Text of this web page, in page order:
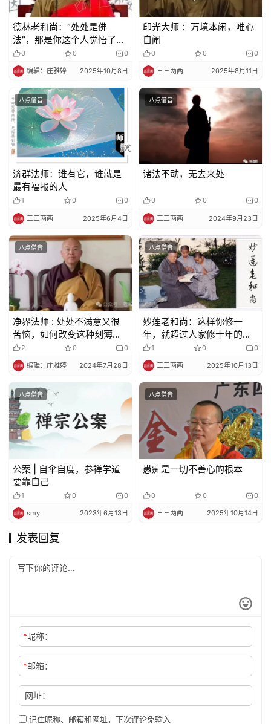
德林老和尚：“处处是佛
法”，那是你这个人觉悟了，
所以处处是佛法
0 0 0
编辑：庄雅婷 2025年10月8日
印光大师 ：万境本闲，唯心
自闹
0 0 0
三三两两 2025年8月11日
八点僧音
济群法师：谁有它，谁就是
最有福报的人
1 0 0
三三两两 2025年6月4日
八点僧音
诸法不动，无去来处
0 0 0
三三两两 2024年9月23日
八点僧音
净界法师 : 处处不满意又很
苦恼，如何改变这种刻薄的
分别心！
2 0 0
编辑：庄雅婷 2024年7月28日
八点僧音
妙莲老和尚：这样你修一
年，就超过人家修十年的功
德1 0 0
三三两两 2025年10月13日
八点僧音
公案 | 自伞自度，参禅学道
要靠自己
1 0 0
smy 2023年6月13日
八点僧音
愚痴是一切不善心的根本
0 0 0
三三两两 2025年10月14日
发表回复
*昵称：
*邮箱：
网址：
记住昵称、邮箱和网址，下次评论免输入